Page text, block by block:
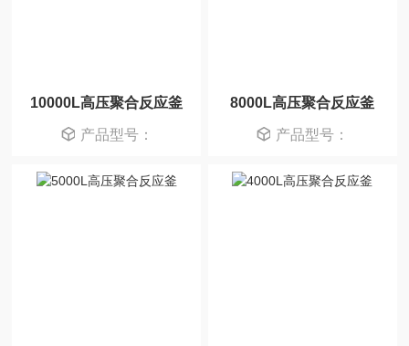
10000L高压聚合反应釜
产品型号：
8000L高压聚合反应釜
产品型号：